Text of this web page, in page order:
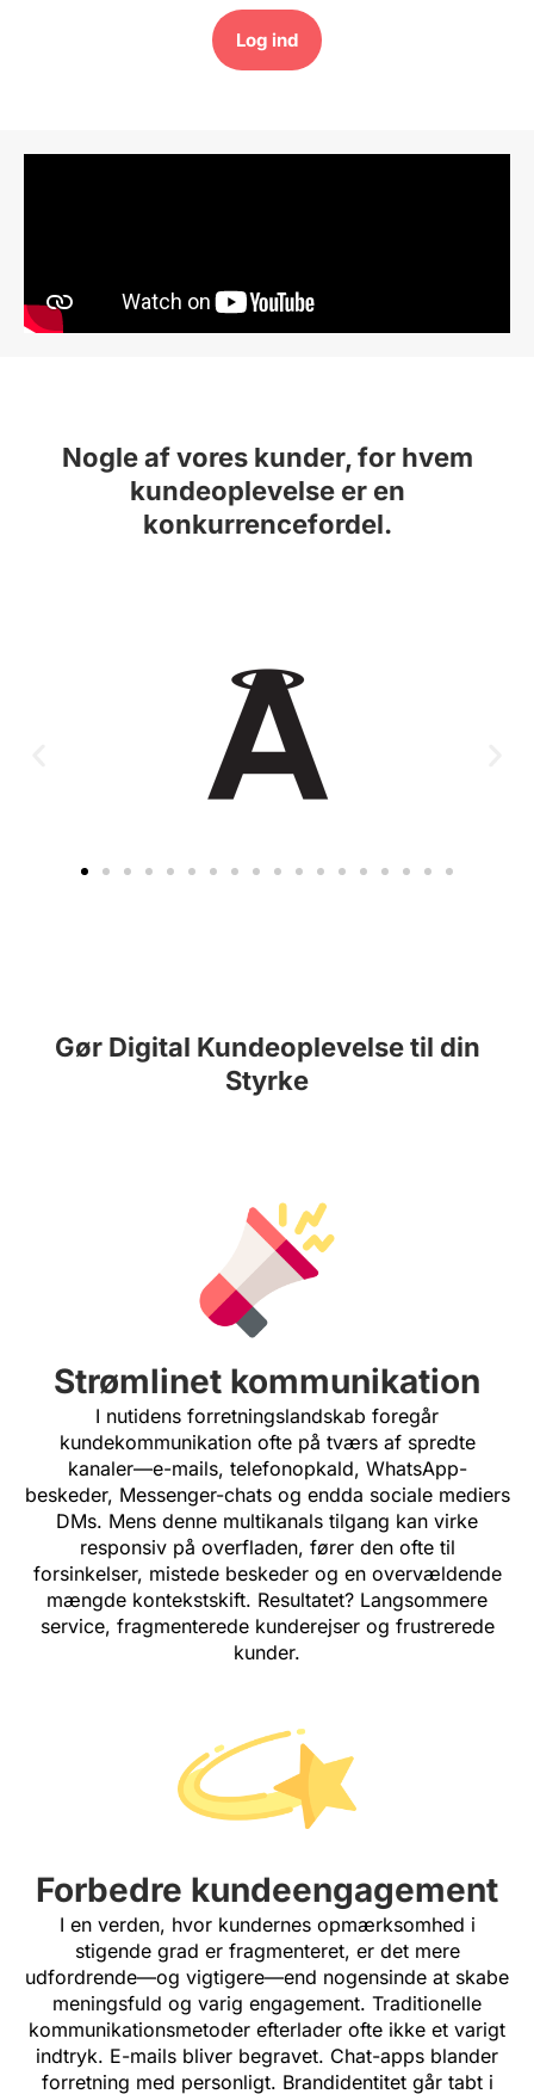
Log ind​
Nogle af vores kunder, for hvem
kundeoplevelse er en
konkurrencefordel.​
Gør Digital Kundeoplevelse til din
Styrke
Strømlinet kommunikation
I nutidens forretningslandskab foregår
kundekommunikation ofte på tværs af spredte
kanaler—e-mails, telefonopkald, WhatsApp-
beskeder, Messenger-chats og endda sociale mediers
DMs. Mens denne multikanals tilgang kan virke
responsiv på overfladen, fører den ofte til
forsinkelser, mistede beskeder og en overvældende
mængde kontekstskift. Resultatet? Langsommere
service, fragmenterede kunderejser og frustrerede
kunder.
Forbedre kundeengagement
I en verden, hvor kundernes opmærksomhed i
stigende grad er fragmenteret, er det mere
udfordrende—og vigtigere—end nogensinde at skabe
meningsfuld og varig engagement. Traditionelle
kommunikationsmetoder efterlader ofte ikke et varigt
indtryk. E-mails bliver begravet. Chat-apps blander
forretning med personligt. Brandidentitet går tabt i